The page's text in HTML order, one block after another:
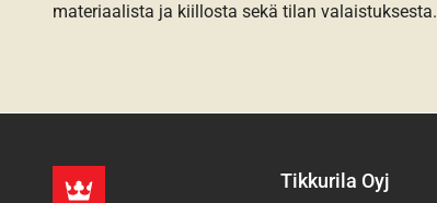
materiaalista ja kiillosta sekä tilan valaistuksesta.
Tikkurila Oyj